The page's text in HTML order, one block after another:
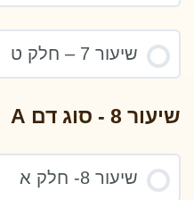
שיעור 7 – חלק ט
שיעור 8 - סוג דם A
שיעור 8- חלק א